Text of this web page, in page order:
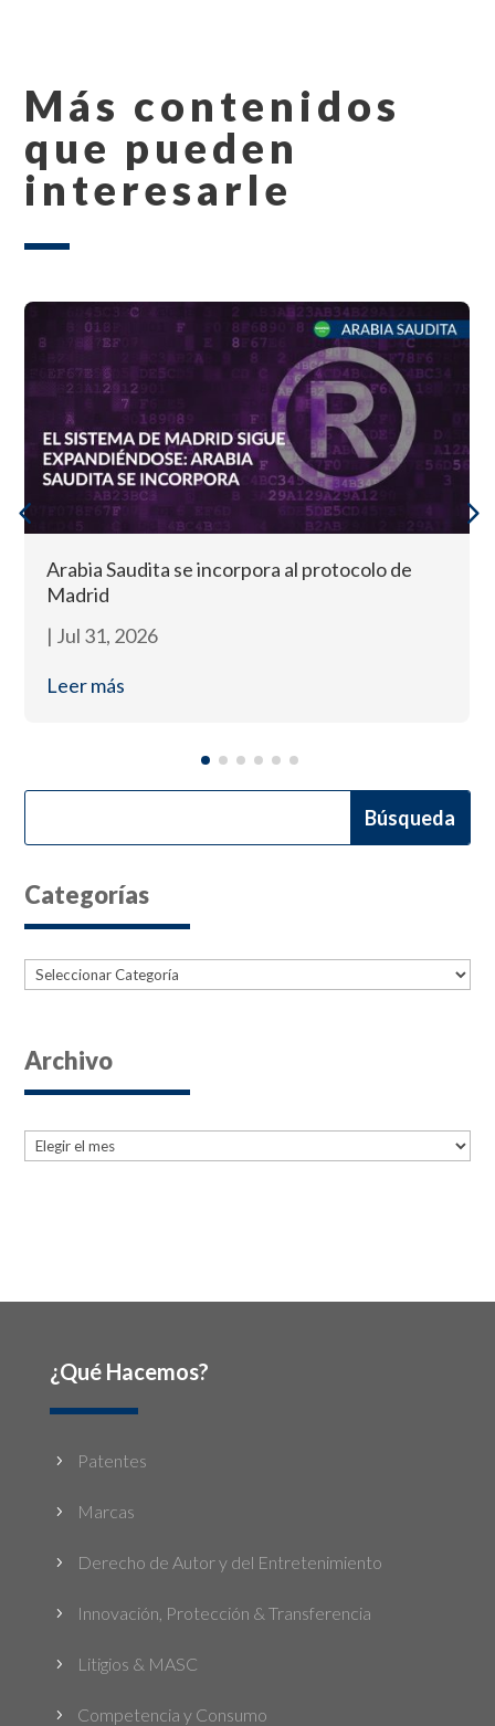
Más contenidos
que pueden
interesarle
Arabia Saudita se incorpora al protocolo de
Madrid
| Jul 31, 2026
Leer más
Categorías
Categorías
Archivo
Archives
¿Qué Hacemos?
5 Patentes
5 Marcas
5 Derecho de Autor y del Entretenimiento
5 Innovación, Protección & Transferencia
5 Litigios & MASC
5 Competencia y Consumo